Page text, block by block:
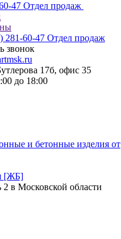
47 Отдел продаж
281-60-47 Отдел продаж
звонок
17б, офис 35
до 18:00
и бетонные изделия от
[ЖБ]
в Московской области